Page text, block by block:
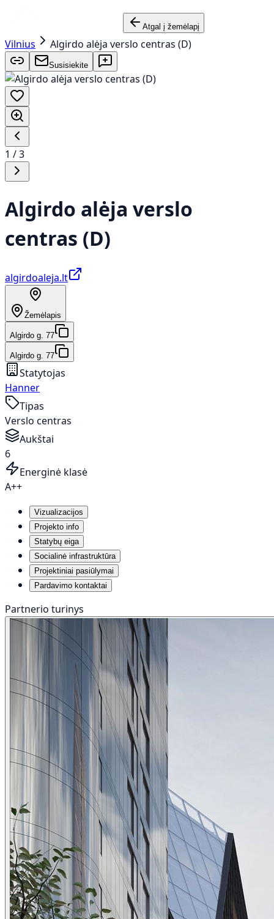
Atgal į žemėlapį
Vilnius Algirdo alėja verslo centras (D)
Susisiekite
1 /3
Algirdo alėja verslo
centras (D)
algirdoaleja.lt
Žemėlapis
Algirdo g. 77
Algirdo g. 77
Statytojas
Hanner
Tipas
Verslo centras
Aukštai
6
Energinė klasė
A++
Vizualizacijos
Projekto info
Statybų eiga
Socialinė infrastruktūra
Projektiniai pasiūlymai
Pardavimo kontaktai
Partnerio turinys